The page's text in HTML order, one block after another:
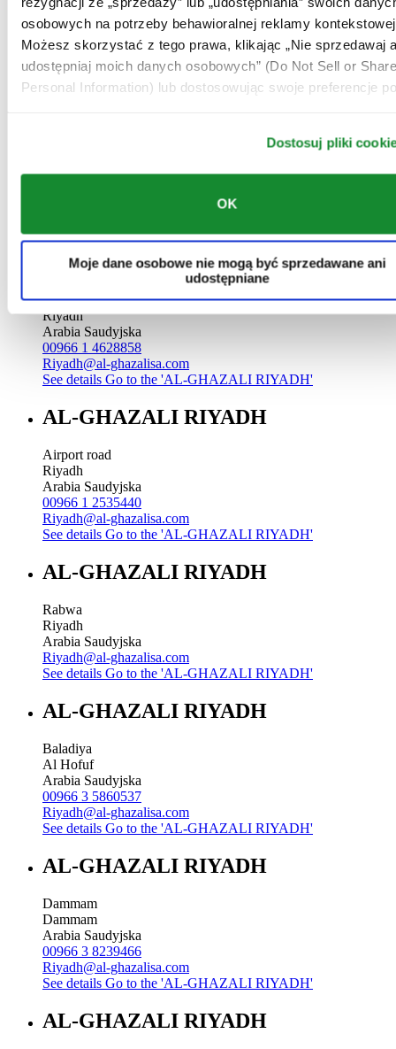
osobowych na potrzeby behawioralnej reklamy
Możesz skorzystać z tego prawa, klikając „Nie sprzedawaj
udostępniaj moich danych osobowych” (Do Not Sell or
Personal Information) lub dostosowując swoje preferencje
Dostosuj pliki
OK
Moje dane osobowe nie mogą być sprzedawane ani
udostępniane
Riyadh
Arabia Saudyjska
00966 1 4032968
Riyadh@al-ghazalisa.com
See detailsGo to the 'AL-GHAZALI RIYADH'
Arabia Saudyjska
AL-GHAZALI RIYADH
Olaya
Riyadh
Arabia Saudyjska
00966 1 4628858
Riyadh@al-ghazalisa.com
See details Go to the 'AL-GHAZALI RIYADH'
AL-GHAZALI RIYADH
Airport road
Riyadh
Arabia Saudyjska
00966 1 2535440
Riyadh@al-ghazalisa.com
See details Go to the 'AL-GHAZALI RIYADH'
AL-GHAZALI RIYADH
Rabwa
Riyadh
Arabia Saudyjska
Riyadh@al-ghazalisa.com
See details Go to the 'AL-GHAZALI RIYADH'
AL-GHAZALI RIYADH
Baladiya
Al Hofuf
Arabia Saudyjska
00966 3 5860537
Riyadh@al-ghazalisa.com
See details Go to the 'AL-GHAZALI RIYADH'
AL-GHAZALI RIYADH
Dammam
Dammam
Arabia Saudyjska
00966 3 8239466
Riyadh@al-ghazalisa.com
See details Go to the 'AL-GHAZALI RIYADH'
AL-GHAZALI RIYADH